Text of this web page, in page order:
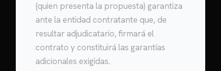
(quien presenta la propuesta) garantiza
ante la entidad contratante que, de
resultar adjudicatario, firmará el
contrato y constituirá las garantías
adicionales exigidas.